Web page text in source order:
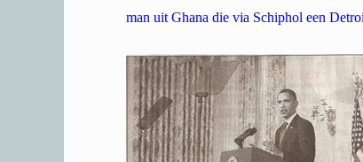
man uit Ghana die via Schiphol een